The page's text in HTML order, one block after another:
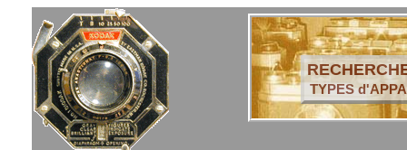
TYPES